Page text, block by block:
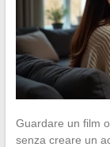
Guardare un film
senza creare un